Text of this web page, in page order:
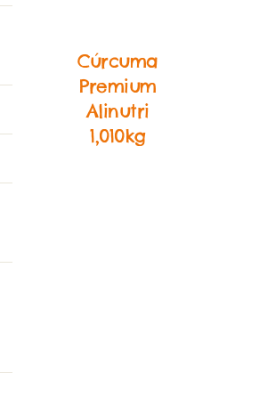
Cúrcuma
Premium
Alinutri
1,010kg